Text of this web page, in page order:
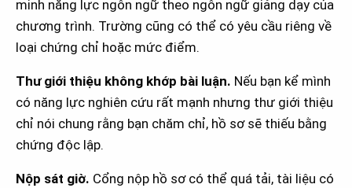
minh năng lực ngôn ngữ theo ngôn ngữ giảng dạy của
chương trình. Trường cũng có thể có yêu cầu riêng về
loại chứng chỉ hoặc mức điểm.
Thư giới thiệu không khớp bài luận. Nếu bạn kể mình
có năng lực nghiên cứu rất mạnh nhưng thư giới thiệu
chỉ nói chung rằng bạn chăm chỉ, hồ sơ sẽ thiếu bằng
chứng độc lập.
Nộp sát giờ. Cổng nộp hồ sơ có thể quá tải, tài liệu có